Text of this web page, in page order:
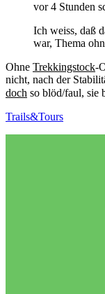
vor 4 Stunden
Ich weiss, daß
war, Thema
Ohne Trekkingstock-
nicht, nach der
doch so blöd/faul, sie
Trails&Tours